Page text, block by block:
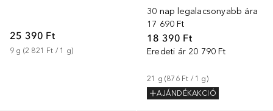
25 390 Ft
9 g (2 821 Ft / 1 g)
30 nap legalacsonyabb ára
17 690 Ft
18 390 Ft
Eredeti ár 20 790 Ft
21 g (876 Ft / 1 g)
AJÁNDÉKAKCIÓ
+4